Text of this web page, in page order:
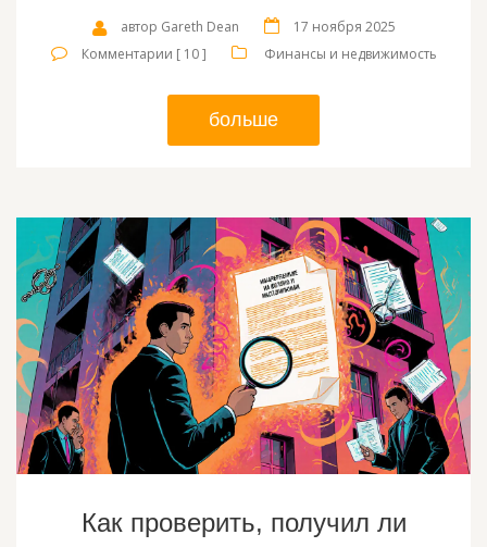
автор Gareth Dean
17 ноября 2025
Комментарии [ 10 ]
Финансы и недвижимость
больше
Как проверить, получил ли